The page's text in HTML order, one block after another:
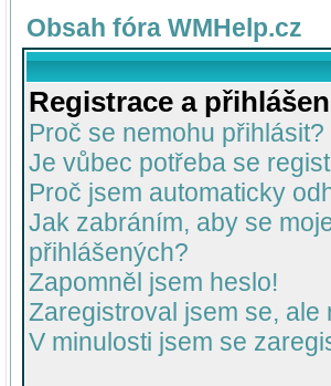
Obsah fóra WMHelp.cz
Registrace a
Proč se nemohu přihlásit?
Je vůbec potřeba se
Proč jsem automaticky
Jak zabráním, aby se
přihlášených?
Zapomněl jsem heslo!
Zaregistroval jsem se, ale
V minulosti jsem se